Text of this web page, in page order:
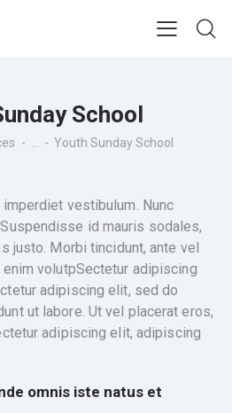
School
Youth Sunday School
vestibulum. Nunc
id mauris sodales,
justo. Morbi tincidunt, ante vel
volutpSectetur adipiscing
adipiscing elit, sed do
ut labore. Ut vel placerat eros,
adipiscing elit, adipiscing
omnis iste natus et